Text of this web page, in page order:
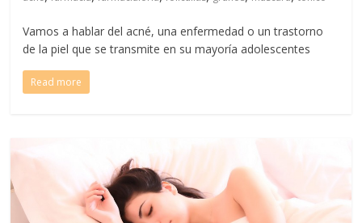
Vamos a hablar del acné, una enfermedad o un trastorno
de la piel que se transmite en su mayoría adolescentes
Read more